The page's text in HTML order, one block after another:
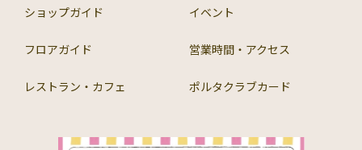
ショップガイド イベント
フロアガイド 営業時間・アクセス
レストラン・カフェ ポルタクラブカード